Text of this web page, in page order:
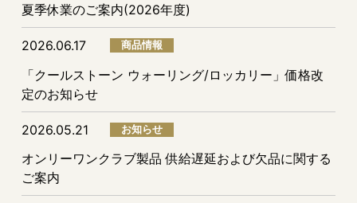
夏季休業のご案内(2026年度)
2026.06.17 商品情報
「クールストーン ウォーリング/ロッカリー」価格改
定のお知らせ
2026.05.21 お知らせ
オンリーワンクラブ製品 供給遅延および欠品に関する
ご案内